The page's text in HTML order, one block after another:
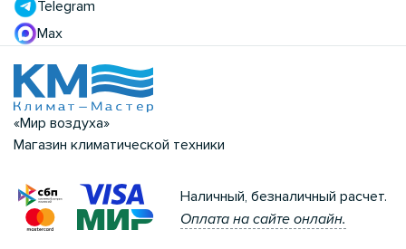
Telegram
Max
«Мир воздуха»
Магазин климатической техники
Наличный, безналичный расчет.
Оплата на сайте онлайн.